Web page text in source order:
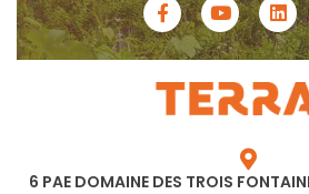
6 PAE DOMAINE DES TROIS